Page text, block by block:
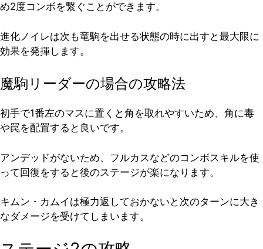
め2度コンボを繋ぐことができます。
進化ノイレは次も竜駒を出せる状態の時に出すと最大限に
効果を発揮します。
魔駒リーダーの場合の攻略法
初手で1番左のマスに置くと角を取れやすいため、角に毒
や罠を配置すると良いです。
アンデッドがないため、フルカスなどのコンボスキルを使
って回復をすると後のステージが楽になります。
キムン・カムイは極力返しておかないと次のターンに大き
なダメージを受けてしまいます。